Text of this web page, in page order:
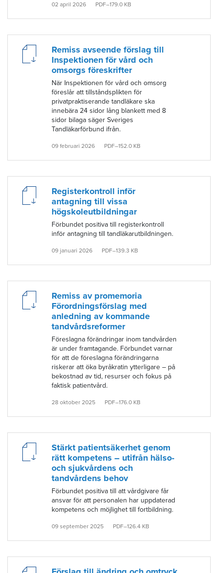
02 april 2026 PDF–179.0 KB
Remiss avseende förslag till
Inspektionen för vård och
omsorgs föreskrifter
När Inspektionen för vård och omsorg
föreslår att tillståndsplikten för
privatpraktiserande tandläkare ska
innebära 24 sidor lång blankett med 8
sidor bilaga säger Sveriges
Tandläkarförbund ifrån.
09 februari 2026 PDF–152.0 KB
Registerkontroll inför
antagning till vissa
högskoleutbildningar
Förbundet positiva till registerkontroll
inför antagning till tandläkarutbildningen.
09 januari 2026 PDF–139.3 KB
Remiss av promemoria
Förordningsförslag med
anledning av kommande
tandvårdsreformer
Föreslagna förändringar inom tandvården
är under framtagande. Förbundet varnar
för att de föreslagna förändringarna
riskerar att öka byråkratin ytterligare – på
bekostnad av tid, resurser och fokus på
faktisk patientvård.
28 oktober 2025 PDF–176.0 KB
Stärkt patientsäkerhet genom
rätt kompetens – utifrån hälso-
och sjukvårdens och
tandvårdens behov
Förbundet positiva till att vårdgivare får
ansvar för att personalen har uppdaterad
kompetens och möjlighet till fortbildning.
09 september 2025 PDF–126.4 KB